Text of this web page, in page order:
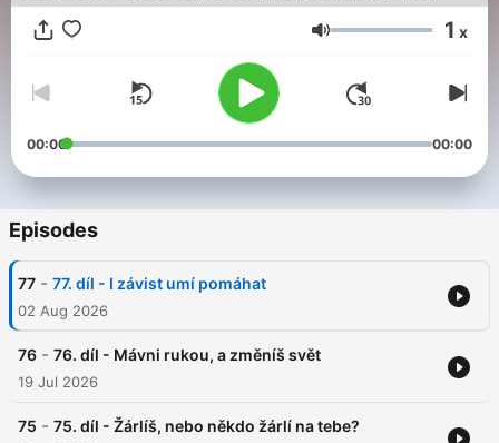
Volume 1 x
00:00 00:00
Episodes
77 - 77. díl - I závist umí pomáhat
02 Aug 2026
76 - 76. díl - Mávni rukou, a změníš svět
19 Jul 2026
75 - 75. díl - Žárlíš, nebo někdo žárlí na tebe?